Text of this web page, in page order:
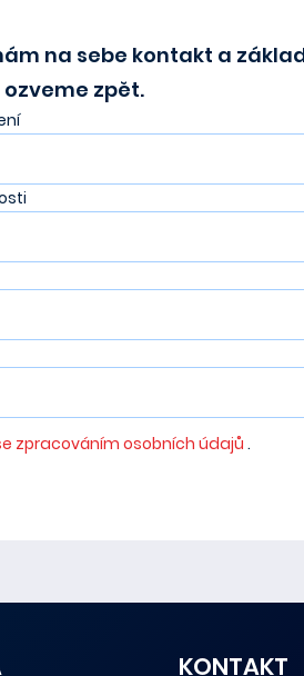
na sebe kontakt a
zpět.
zpracováním osobních údajů .
KONTAKT